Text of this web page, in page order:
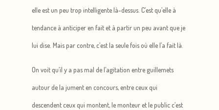
elle est un peu trop intelligente là-dessus. C’est qu’elle à
tendance à anticiper en fait et à partir un peu avant que je
lui dise. Mais par contre, c’est la seule fois où elle l’a fait là.
On voit qu’il y a pas mal de l’agitation entre guillemets
autour de la jument en concours, entre ceux qui
descendent ceux qui montent, le monteur et le public c’est